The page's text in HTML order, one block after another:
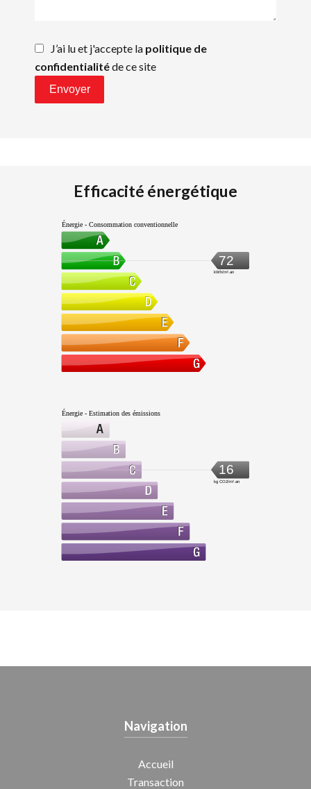
J’ai lu et j'accepte la politique de
confidentialitéde ce site
Envoyer
Efficacité énergétique
Énergie - Consommation conventionnelle
72
kWh/m².an
Énergie - Estimation des émissions
16
kg CO2/m².an
Navigation
Accueil
Transaction